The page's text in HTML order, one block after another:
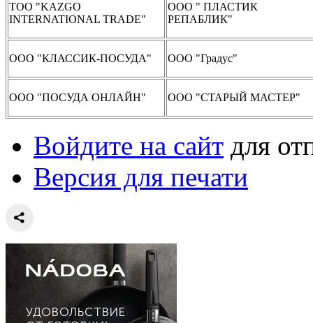
TOO "KAZGO
INTERNATIONAL TRADE"
ООО " ПЛАСТИК
РЕПАБЛИК"
ООО "КЛАССИК-ПОСУДА" ООО "Градус"
ООО "ПОСУДА ОНЛАЙН" ООО "СТАРЫЙ МАСТЕР"
Войдите на сайт для
Версия для печати